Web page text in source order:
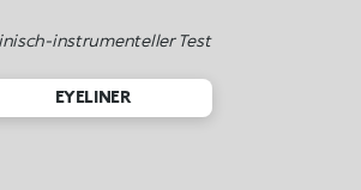
instrumenteller Test
EYELINER